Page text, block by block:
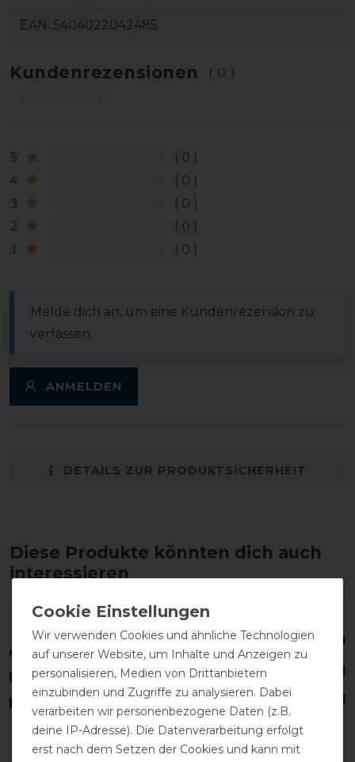
EAN: 5404022042485
Kundenrezensionen (0)
5
0
4
0
3
0
2
0
1
0
Melde dich an, um eine Kundenrezension zu
verfassen.
ANMELDEN
DETAILS ZUR PRODUKTSICHERHEIT
Diese Produkte könnten dich auch
interessieren
Wir verwenden Cookies und ähnliche Technologien
auf unserer Website, um Inhalte und Anzeigen zu
personalisieren, Medien von Drittanbietern
einzubinden und Zugriffe zu analysieren. Dabei
verarbeiten wir personenbezogene Daten (z.B.
deine IP-Adresse). Die Datenverarbeitung erfolgt
erst nach dem Setzen der Cookies und kann mit